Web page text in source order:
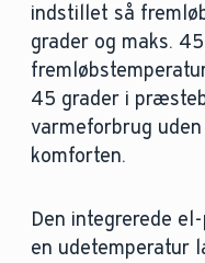
indstillet så
grader og maks.
45 grader i
varmeforbrug
komforten.
Den integrerede
en udetemperatur